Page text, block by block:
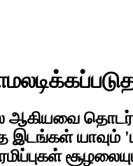
ஆகியவை
இடங்கள் யாவும்